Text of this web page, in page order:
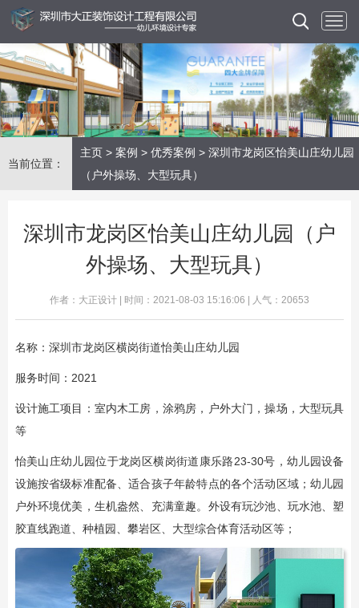
当前位置：
主页 > 案例 > 优秀案例 > 深圳市龙岗区怡美山庄幼儿园
（户外操场、大型玩具）
深圳市龙岗区怡美山庄幼儿园（户
外操场、大型玩具）
作者：大正设计 | 时间：2021-08-03 15:16:06 | 人气：20653
名称：深圳市龙岗区横岗街道怡美山庄幼儿园
服务时间：2021
设计施工项目：室内木工房，涂鸦房，户外大门，操场，大型玩具
等
怡美山庄幼儿园位于龙岗区横岗街道康乐路23-30号，幼儿园设备
设施按省级标准配备、适合孩子年龄特点的各个活动区域；幼儿园
户外环境优美，生机盎然、充满童趣。外设有玩沙池、玩水池、塑
胶直线跑道、种植园、攀岩区、大型综合体育活动区等；